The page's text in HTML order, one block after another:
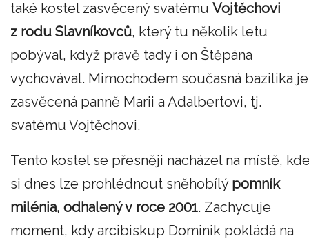
také kostel zasvěcený svatému Vojtěchovi
z rodu Slavníkovců, který tu několik letu
pobýval, když právě tady i on Štěpána
vychovával. Mimochodem současná bazilika je
zasvěcená panně Marii a Adalbertovi, tj.
svatému Vojtěchovi.
Tento kostel se přesněji nacházel na místě,
si dnes lze prohlédnout sněhobílý pomník
milénia, odhalený v roce 2001. Zachycuje
moment, kdy arcibiskup Dominik pokládá na